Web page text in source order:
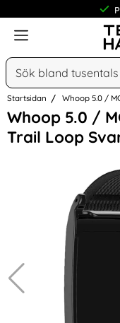
Meny
Sök
Startsidan Whoop 5.0 /
Whoop 5.0 /
Trail Loop
Hoppa
över
Bilder